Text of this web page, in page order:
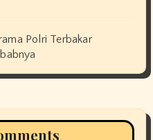
Polri Terbakar